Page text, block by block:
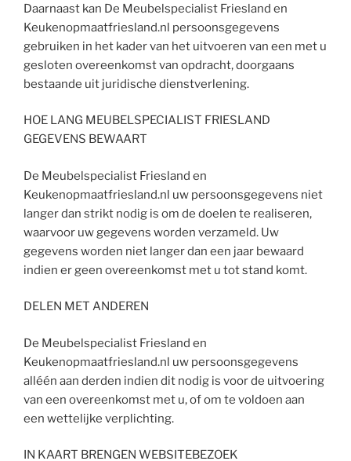
Daarnaast kan De Meubelspecialist Friesland en
Keukenopmaatfriesland.nl persoonsgegevens
gebruiken in het kader van het uitvoeren van een met u
gesloten overeenkomst van opdracht, doorgaans
bestaande uit juridische dienstverlening.
HOE LANG MEUBELSPECIALIST FRIESLAND
GEGEVENS BEWAART
De Meubelspecialist Friesland en
Keukenopmaatfriesland.nl uw persoonsgegevens niet
langer dan strikt nodig is om de doelen te realiseren,
waarvoor uw gegevens worden verzameld. Uw
gegevens worden niet langer dan een jaar bewaard
indien er geen overeenkomst met u tot stand komt.
DELEN MET ANDEREN
De Meubelspecialist Friesland en
Keukenopmaatfriesland.nl uw persoonsgegevens
alléén aan derden indien dit nodig is voor de uitvoering
van een overeenkomst met u, of om te voldoen aan
een wettelijke verplichting.
IN KAART BRENGEN WEBSITEBEZOEK